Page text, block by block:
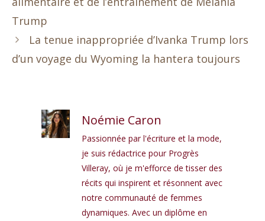
Trump
La tenue inappropriée d’Ivanka Trump lors
d’un voyage du Wyoming la hantera toujours
Noémie Caron
Passionnée par l'écriture et la mode,
je suis rédactrice pour Progrès
Villeray, où je m'efforce de tisser des
récits qui inspirent et résonnent avec
notre communauté de femmes
dynamiques. Avec un diplôme en